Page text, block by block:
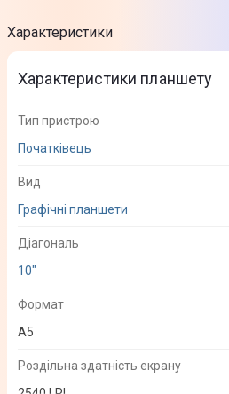
Характеристики
Характеристики планшету
Тип пристрою
Початківець
Вид
Графічні планшети
Діагональ
10"
Формат
А5
Роздільна здатність екрану